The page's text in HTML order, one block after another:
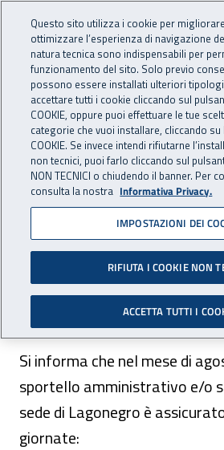
INAIL - Istituto
Navigazione
Navigazione - Ti trovi in:
Home Inail comunica Avvisi
Dr Basilicata:
apertura dello
Lagonegro
Fissati orari e giorni di
amministrativo per il mese di
Si informa che nel mese di
sportello amministrativo e/o
sede di Lagonegro è
giornate:
Questo sito utilizza i cookie per
ottimizzare l’esperienza di navigazione
natura tecnica sono indispensabili per
funzionamento del sito. Solo previo
possono essere installati ulteriori
accettare tutti i cookie cliccando sul
COOKIE, oppure puoi effettuare le tue
categorie che vuoi installare, cliccando su
COOKIE. Se invece intendi rifiutarne
non tecnici, puoi farlo cliccando sul
NON TECNICI o chiudendo il banner. Per
consulta la nostra Informativa Privacy.
IMPOSTAZIONI DEI
RIFIUTA I COOKIE NON
ACCETTA TUTTI I